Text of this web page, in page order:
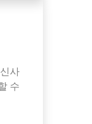
사
수